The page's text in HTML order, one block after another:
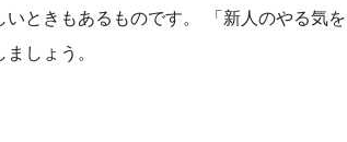
ときもあるものです。 「新人のやる気を
しょう。